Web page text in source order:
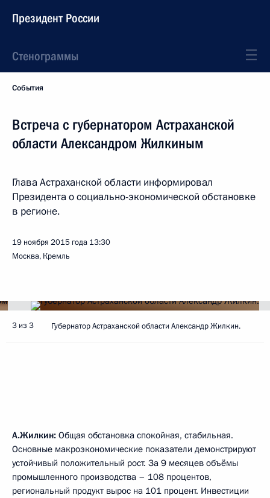
Президент России
Стенограммы
События
Встреча с губернатором Астраханской
области Александром Жилкиным
Глава Астраханской области информировал
Президента о социально-экономической обстановке
в регионе.
19 ноября 2015 года 13:30
Москва, Кремль
3 из 3 Губернатор Астраханской области Александр Жилкин.
А.Жилкин: Общая обстановка спокойная, стабильная.
Основные макроэкономические показатели демонстрируют
устойчивый положительный рост. За 9 месяцев объёмы
промышленного производства – 108 процентов,
региональный продукт вырос на 101 процент. Инвестиции